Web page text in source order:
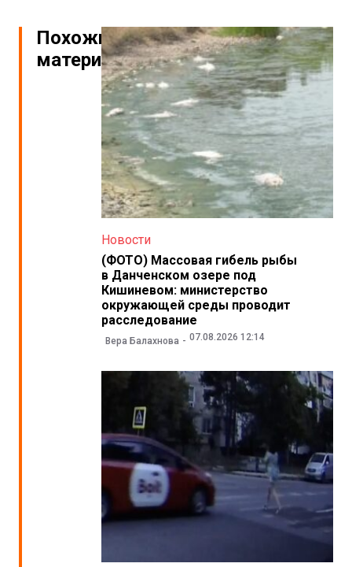
Похожие
материалы
Новости
(ФОТО) Массовая гибель рыбы
в Данченском озере под
Кишиневом: министерство
окружающей среды проводит
расследование
Вера Балахнова 07.08.2026 12:14